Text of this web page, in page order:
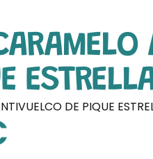
DE PIQUE